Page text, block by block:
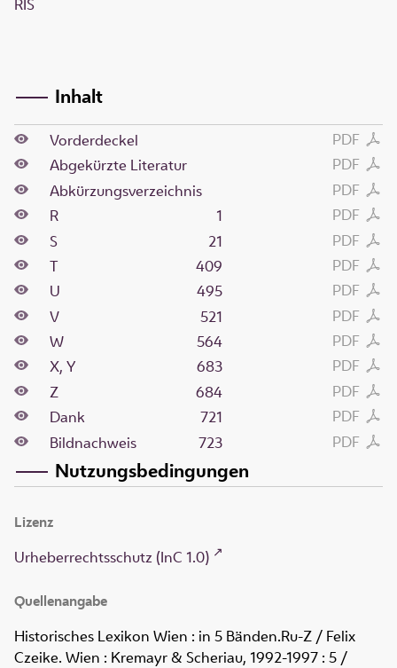
RIS
Inhalt
PDF
Vorderdeckel
PDF
Abgekürzte Literatur
PDF
Abkürzungsverzeichnis
PDF
1
R
PDF
21
S
PDF
409
T
PDF
495
U
PDF
521
V
PDF
564
W
PDF
683
X, Y
PDF
684
Z
PDF
721
Dank
PDF
723
Bildnachweis
Nutzungsbedingungen
Lizenz
Urheberrechtsschutz (InC 1.0)
Quellenangabe
Historisches Lexikon Wien : in 5 Bänden.Ru-Z / Felix
Czeike. Wien : Kremayr & Scheriau, 1992-1997 : 5 /